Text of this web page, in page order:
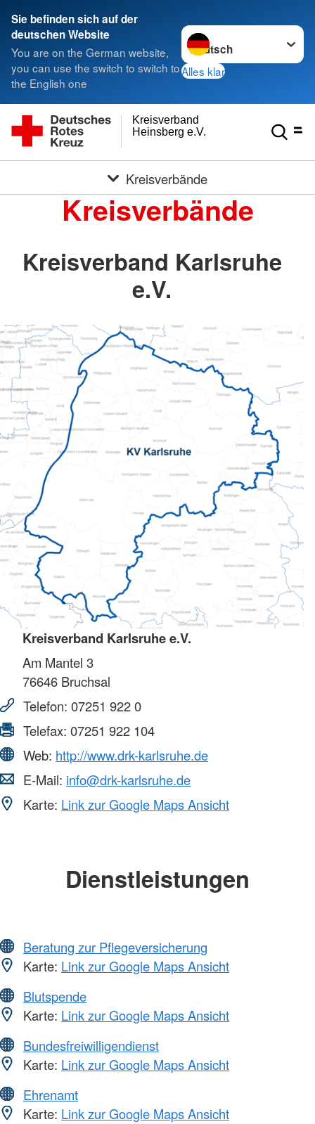
Sie befinden sich auf der
deutschen Website
You are on the German website,
you can use the switch to switch to
the English one
Sprache wechseln zu
Alles klar
Heinsberg e.V.
Kreisverband
Kreisverbände
Kreisverbände
Kreisverband Karlsruhe
e.V.
Kreisverband Karlsruhe e.V.
Am Mantel 3
76646 Bruchsal
Telefon: 07251 922 0
Telefax: 07251 922 104
Web: http://www.drk-karlsruhe.de
E-Mail: info@drk-karlsruhe.de
Karte: Link zur Google Maps Ansicht
Dienstleistungen
Beratung zur Pflegeversicherung
Karte: Link zur Google Maps Ansicht
Blutspende
Karte: Link zur Google Maps Ansicht
Bundesfreiwilligendienst
Karte: Link zur Google Maps Ansicht
Ehrenamt
Karte: Link zur Google Maps Ansicht